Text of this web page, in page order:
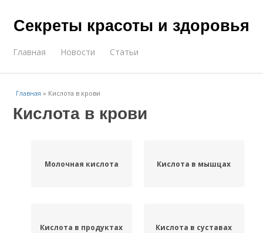
Секреты красоты и здоровья
Главная Новости Статьи
Главная » Кислота в крови
Кислота в крови
Молочная кислота Кислота в мышцах
Кислота в продуктах Кислота в суставах